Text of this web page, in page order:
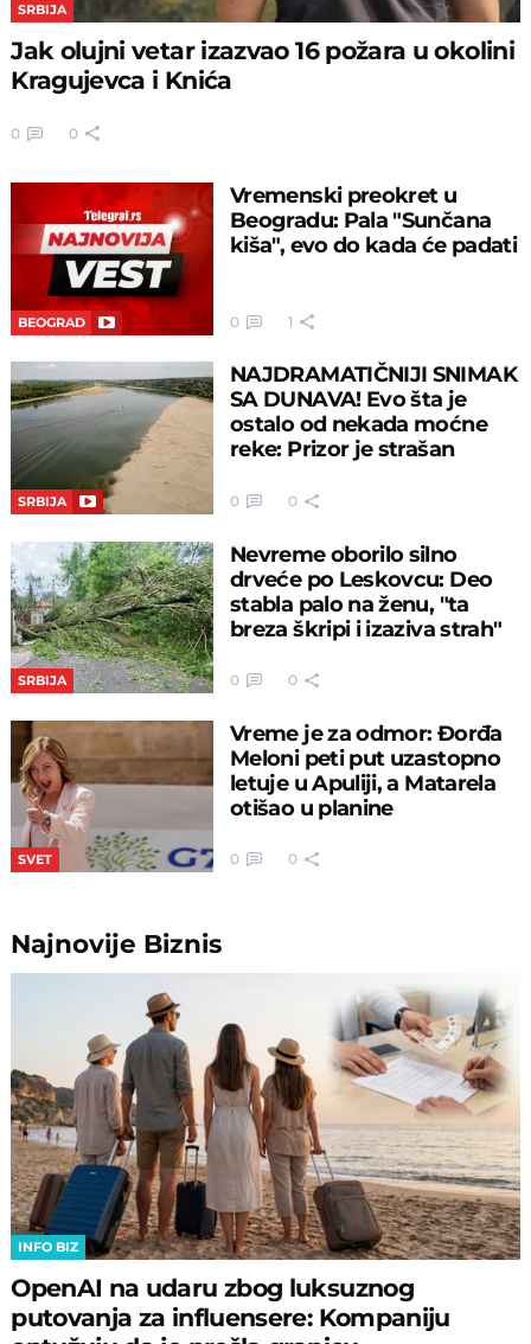
SRBIJA
Jak olujni vetar izazvao 16 požara u okolini
Kragujevca i Knića
0 0
BEOGRAD
Vremenski preokret u
Beogradu: Pala "Sunčana
kiša", evo do kada će padati
0 1
SRBIJA
NAJDRAMATIČNIJI SNIMAK
SA DUNAVA! Evo šta je
ostalo od nekada moćne
reke: Prizor je strašan
0 0
SRBIJA
Nevreme oborilo silno
drveće po Leskovcu: Deo
stabla palo na ženu, "ta
breza škripi i izaziva strah"
0 0
SVET
Vreme je za odmor: Đorđa
Meloni peti put uzastopno
letuje u Apuliji, a Matarela
otišao u planine
0 0
Najnovije Biznis
INFO BIZ
OpenAI na udaru zbog luksuznog
putovanja za influensere: Kompaniju